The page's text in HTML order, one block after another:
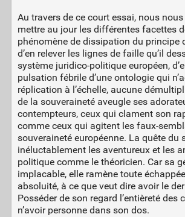
Au travers de ce court essai, nous
mettre au jour les différentes facettes
phénomène de dissipation du principe
d’en relever les lignes de faille qu’il
système juridico-politique européen,
pulsation fébrile d’une ontologie qui
réplication à l’échelle, aucune
de la souveraineté aveugle ses
contempteurs, ceux qui clament son
comme ceux qui agitent les faux-
souveraineté européenne. La quête du
inéluctablement les aventureux et les
politique comme le théoricien. Car sa
implacable, elle ramène toute
absoluité, à ce que veut dire avoir le
Posséder de son regard l’entièreté des
n’avoir personne dans son dos.